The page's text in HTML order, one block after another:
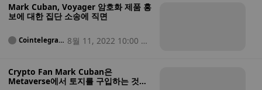
Mark Cuban, Voyager 암호화 제품 홍
보에 대한 집단 소송에 직면
Cointelegrap 8월 11, 2022 10:00 오
Crypto Fan Mark Cuban은
Metaverse에서 토지를 구입하는 것이